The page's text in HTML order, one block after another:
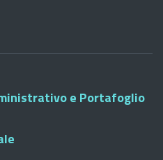
e Portafoglio